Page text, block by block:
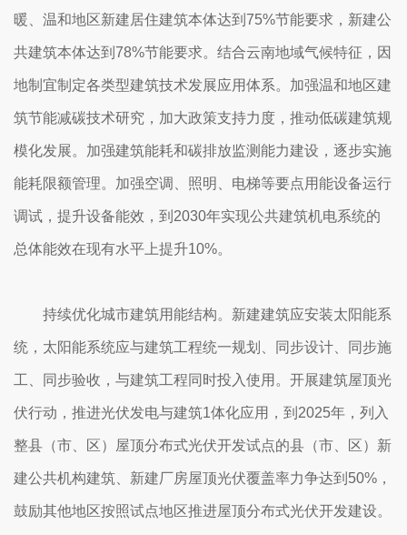
暖、温和地区新建居住建筑本体达到75%节能要求，新建公
共建筑本体达到78%节能要求。结合云南地域气候特征，因
地制宜制定各类型建筑技术发展应用体系。加强温和地区建
筑节能减碳技术研究，加大政策支持力度，推动低碳建筑规
模化发展。加强建筑能耗和碳排放监测能力建设，逐步实施
能耗限额管理。加强空调、照明、电梯等要点用能设备运行
调试，提升设备能效，到2030年实现公共建筑机电系统的
总体能效在现有水平上提升10%。
持续优化城市建筑用能结构。新建建筑应安装太阳能系
统，太阳能系统应与建筑工程统一规划、同步设计、同步施
工、同步验收，与建筑工程同时投入使用。开展建筑屋顶光
伏行动，推进光伏发电与建筑1体化应用，到2025年，列入
整县（市、区）屋顶分布式光伏开发试点的县（市、区）新
建公共机构建筑、新建厂房屋顶光伏覆盖率力争达到50%，
鼓励其他地区按照试点地区推进屋顶分布式光伏开发建设。